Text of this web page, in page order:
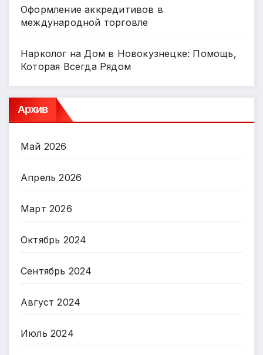
Оформление аккредитивов в
международной торговле
Нарколог на Дом в Новокузнецке: Помощь,
Которая Всегда Рядом
Архив
Май 2026
Апрель 2026
Март 2026
Октябрь 2024
Сентябрь 2024
Август 2024
Июль 2024